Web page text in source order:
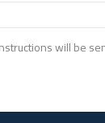
will be